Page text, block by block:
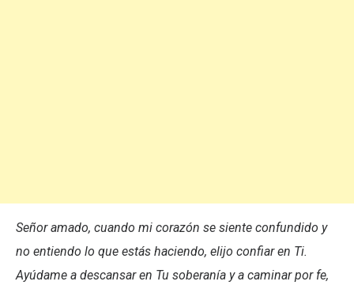
Señor amado, cuando mi corazón se siente confundido y
no entiendo lo que estás haciendo, elijo confiar en Ti.
Ayúdame a descansar en Tu soberanía y a caminar por fe,